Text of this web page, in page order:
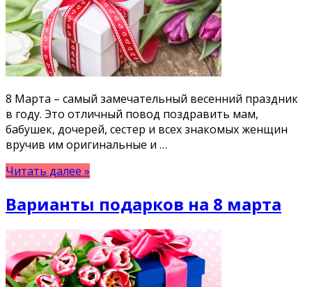
8 Марта – самый замечательный весенний праздник
в году. Это отличный повод поздравить мам,
бабушек, дочерей, сестер и всех знакомых женщин
вручив им оригинальные и …
Читать далее »
Варианты подарков на 8 марта